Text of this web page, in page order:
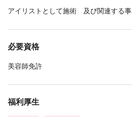
アイリストとして施術 及び関連する
必要資格
美容師免許
福利厚生